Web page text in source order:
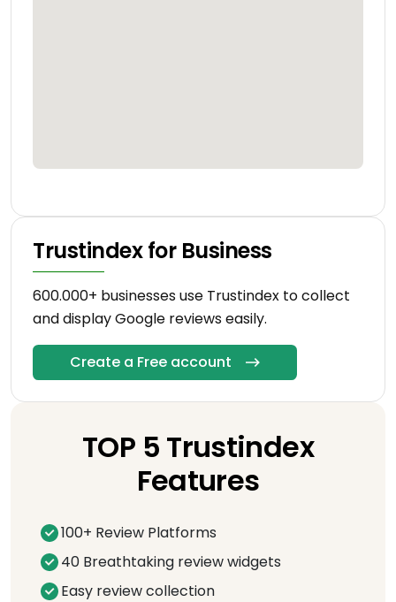
Trustindex for Business
600.000+ businesses use Trustindex to collect
and display Google reviews easily.
Create a Free account
TOP 5 Trustindex
Features
100+ Review Platforms
40 Breathtaking review widgets
Easy review collection